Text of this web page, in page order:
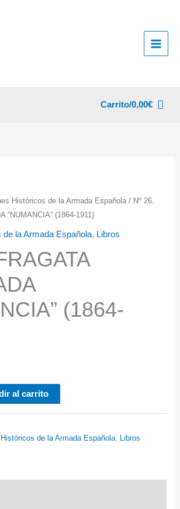
Carrito/0,00€
Históricos de la Armada Española / Nº 26.
“NUMANCIA” (1864-1911)
de la Armada Española, Libros
(1864-
al carrito
de la Armada Española, Libros